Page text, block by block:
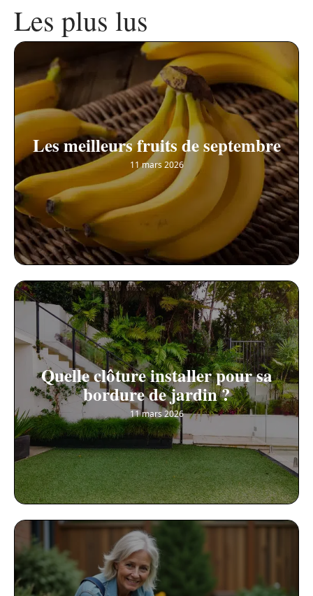
Les plus lus
Les meilleurs fruits de septembre
11 mars 2026
Quelle clôture installer pour sa
bordure de jardin ?
11 mars 2026